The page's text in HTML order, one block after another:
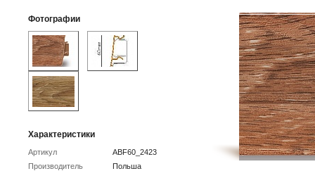
Фотографии
Характеристики
Артикул
ABF60_2423
Производитель
Польша